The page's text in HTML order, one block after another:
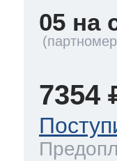
05 на
7354